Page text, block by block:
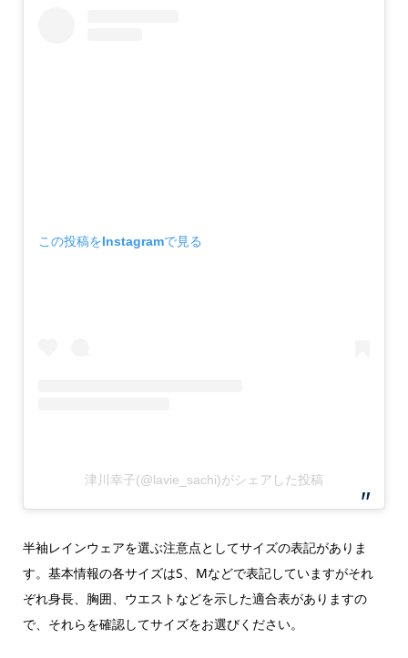
この投稿をInstagramで見る
津川幸子(@lavie_sachi)がシェアした投稿
半袖レインウェアを選ぶ注意点としてサイズの表記がありま
す。基本情報の各サイズはS、Mなどで表記していますがそれ
ぞれ身長、胸囲、ウエストなどを示した適合表がありますの
で、それらを確認してサイズをお選びください。